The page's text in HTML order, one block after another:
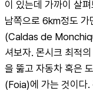
이 있는데 가까이 살
남쪽으로 6km정도 가
(Caldas de
셔보자. 몬시크 최적
을 뚫고 자동차 혹은
(Foia)에 가는 것이다.